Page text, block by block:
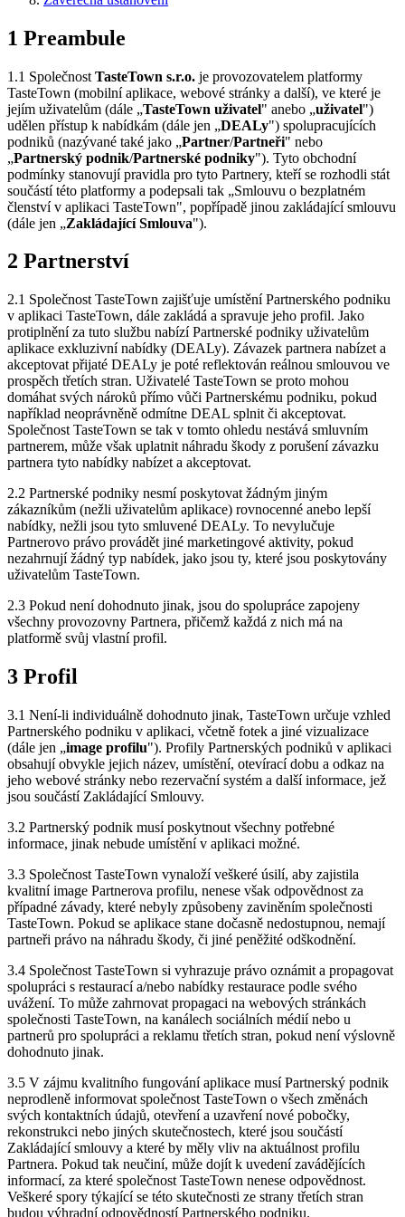
1 Preambule
1.1 Společnost TasteTown s.r.o. je provozovatelem platformy
TasteTown (mobilní aplikace, webové stránky a další), ve které je
jejím uživatelům (dále „TasteTown uživatel" anebo „uživatel")
udělen přístup k nabídkám (dále jen „DEALy") spolupracujících
podniků (nazývané také jako „Partner/Partneři" nebo
„Partnerský podnik/Partnerské podniky"). Tyto obchodní
podmínky stanovují pravidla pro tyto Partnery, kteří se rozhodli stát
součástí této platformy a podepsali tak „Smlouvu o bezplatném
členství v aplikaci TasteTown", popřípadě jinou zakládající smlouvu
(dále jen „Zakládající Smlouva").
2 Partnerství
2.1 Společnost TasteTown zajišťuje umístění Partnerského podniku
v aplikaci TasteTown, dále zakládá a spravuje jeho profil. Jako
protiplnění za tuto službu nabízí Partnerské podniky uživatelům
aplikace exkluzivní nabídky (DEALy). Závazek partnera nabízet a
akceptovat přijaté DEALy je poté reflektován reálnou smlouvou ve
prospěch třetích stran. Uživatelé TasteTown se proto mohou
domáhat svých nároků přímo vůči Partnerskému podniku, pokud
například neoprávněně odmítne DEAL splnit či akceptovat.
Společnost TasteTown se tak v tomto ohledu nestává smluvním
partnerem, může však uplatnit náhradu škody z porušení závazku
partnera tyto nabídky nabízet a akceptovat.
2.2 Partnerské podniky nesmí poskytovat žádným jiným
zákazníkům (nežli uživatelům aplikace) rovnocenné anebo lepší
nabídky, nežli jsou tyto smluvené DEALy. To nevylučuje
Partnerovo právo provádět jiné marketingové aktivity, pokud
nezahrnují žádný typ nabídek, jako jsou ty, které jsou poskytovány
uživatelům TasteTown.
2.3 Pokud není dohodnuto jinak, jsou do spolupráce zapojeny
všechny provozovny Partnera, přičemž každá z nich má na
platformě svůj vlastní profil.
3 Profil
3.1 Není-li individuálně dohodnuto jinak, TasteTown určuje vzhled
Partnerského podniku v aplikaci, včetně fotek a jiné vizualizace
(dále jen „image profilu"). Profily Partnerských podniků v aplikaci
obsahují obvykle jejich název, umístění, otevírací dobu a odkaz na
jeho webové stránky nebo rezervační systém a další informace, jež
jsou součástí Zakládající Smlouvy.
3.2 Partnerský podnik musí poskytnout všechny potřebné
informace, jinak nebude umístění v aplikaci možné.
3.3 Společnost TasteTown vynaloží veškeré úsilí, aby zajistila
kvalitní image Partnerova profilu, nenese však odpovědnost za
případné závady, které nebyly způsobeny zaviněním společnosti
TasteTown. Pokud se aplikace stane dočasně nedostupnou, nemají
partneři právo na náhradu škody, či jiné peněžité odškodnění.
3.4 Společnost TasteTown si vyhrazuje právo oznámit a propagovat
spolupráci s restaurací a/nebo nabídky restaurace podle svého
uvážení. To může zahrnovat propagaci na webových stránkách
společnosti TasteTown, na kanálech sociálních médií nebo u
partnerů pro spolupráci a reklamu třetích stran, pokud není výslovně
dohodnuto jinak.
3.5 V zájmu kvalitního fungování aplikace musí Partnerský podnik
neprodleně informovat společnost TasteTown o všech změnách
svých kontaktních údajů, otevření a uzavření nové pobočky,
rekonstrukci nebo jiných skutečnostech, které jsou součástí
Zakládající smlouvy a které by měly vliv na aktuálnost profilu
Partnera. Pokud tak neučiní, může dojít k uvedení zavádějících
informací, za které společnost TasteTown nenese odpovědnost.
Veškeré spory týkající se této skutečnosti ze strany třetích stran
budou výhradní odpovědností Partnerského podniku.